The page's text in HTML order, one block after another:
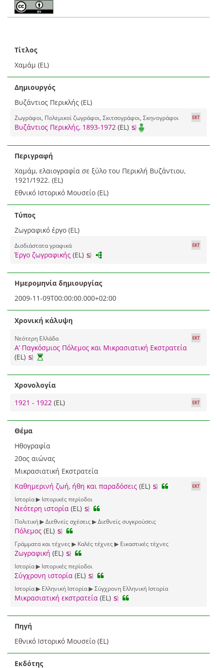
Τίτλος
Χαμάμ (EL)
Δημιουργός
Βυζάντιος Περικλής (EL)
Ζωγράφοι, Πολεμικοί ζωγράφοι, Σκιτσογράφοι, Σκηνογράφοι
Βυζάντιος Περικλής, 1893-1972 (EL)
Περιγραφή
Χαμάμ, ελαιογραφία σε ξύλο του Περικλή Βυζάντιου,
1921/1922. (EL)
Εθνικό Ιστορικό Μουσείο (EL)
Τύπος
Ζωγραφικό έργο (EL)
Δισδιάστατα γραφικά
Έργο ζωγραφικής (EL)
Ημερομηνία δημιουργίας
2009-11-09T00:00:00.000+02:00
Χρονική κάλυψη
Νεότερη Ελλάδα
Α’ Παγκόσμιος Πόλεμος και Μικρασιατική Εκστρατεία
(EL)
Χρονολογία
1921 - 1922 (EL)
Θέμα
Ηθογραφία
20ος αιώνας
Μικρασιατική Εκστρατεία
Καθημερινή ζωή, ήθη και παραδόσεις (EL)
Ιστορία ▶ Ιστορικές περίοδοι
Νεότερη ιστορία (EL)
Πολιτική ▶ Διεθνείς σχέσεις ▶ Διεθνείς συγκρούσεις
Πόλεμος (EL)
Γράμματα και τέχνες ▶ Καλές τέχνες ▶ Εικαστικές τέχνες
Ζωγραφική (EL)
Ιστορία ▶ Ιστορικές περίοδοι
Σύγχρονη ιστορία (EL)
Ιστορία ▶ Ελληνική Ιστορία ▶ Σύγχρονη Ελληνική Ιστορία
Μικρασιατική εκστρατεία (EL)
Πηγή
Εθνικό Ιστορικό Μουσείο (EL)
Εκδότης